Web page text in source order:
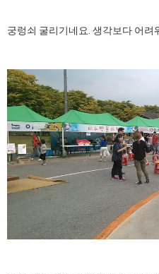
궁렁쇠 굴리기네요. 생각보다 어려